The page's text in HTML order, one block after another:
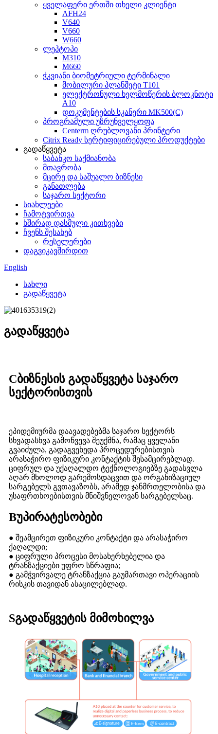
ყველაფერი ერთში თხელი კლიენტი
AFH24
V640
V660
W660
ლეპტოპი
M310
M660
ჭკვიანი ბიომეტრიული ტერმინალი
მობილური პლანშეტი T101
ელექტრონული ხელმოწერის ბლოკნოტი
A10
დოკუმენტების სკანერი MK500(C)
პროგრამული უზრუნველყოფა
Centerm ღრუბლოვანი პრინტერი
Citrix Ready სერტიფიცირებული პროდუქტები
გადაწყვეტა
საბანკო საქმიანობა
მთავრობა
მცირე და საშუალო ბიზნესი
განათლება
საჯარო სექტორი
სიახლეები
ჩამოტვირთვა
ხშირად დასმული კითხვები
ჩვენს შესახებ
რესელერები
დაგვიკავშირდით
English
სახლი
გადაწყვეტა
გადაწყვეტა
Cბიზნესის გადაწყვეტა საჯარო
სექტორისთვის
ეპიდემიურმა დაავადებებმა საჯარო სექტორს
სხვადასხვა გამოწვევა შეუქმნა, რამაც ყველანი
გვაიძულა, გადაგვეხედა პროცედურებისთვის
არასაჭირო ფიზიკური კონტაქტის შესამცირებლად.
ციფრულ და უქაღალდო ტექნოლოგიებზე გადასვლა
აღარ მხოლოდ გარემოსდაცვით და ორგანიზაციულ
სარგებელს გვთავაზობს, არამედ ჯანმრთელობისა და
უსაფრთხოებისთვის მნიშვნელოვან სარგებელსაც.
Bუპირატესობები
● შეამცირეთ ფიზიკური კონტაქტი და არასაჭირო
ქაღალდი;
● ციფრული პროცესი მოსახერხებელია და
ტრანზაქციები უფრო სწრაფია;
● გამჭვირვალე ტრანზაქცია გაუმართავი ოპერაციის
რისკის თავიდან ასაცილებლად.
Sგადაწყვეტის მიმოხილვა